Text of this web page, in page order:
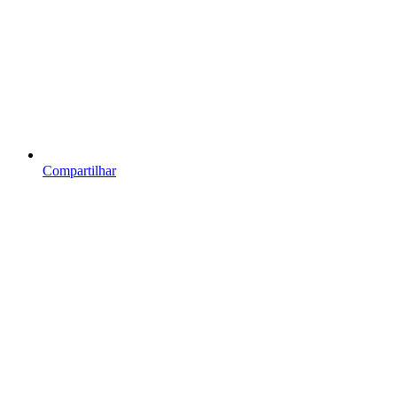
Compartilhar